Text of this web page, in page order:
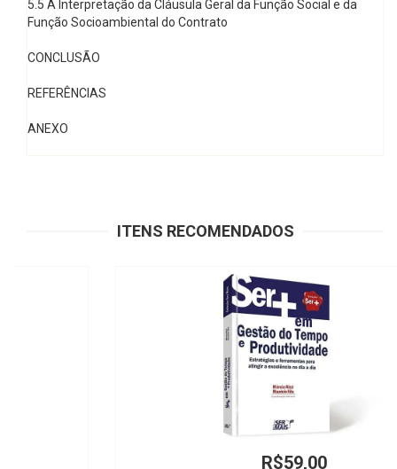
5.5 A Interpretação da Cláusula Geral da Função Social e da
Função Socioambiental do Contrato
CONCLUSÃO
REFERÊNCIAS
ANEXO
ITENS RECOMENDADOS